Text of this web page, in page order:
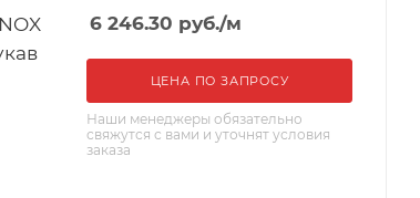
6 246.30 руб./м
ЦЕНА ПО ЗАПРОСУ
Наши менеджеры обязательно
свяжутся с вами и уточнят условия
заказа